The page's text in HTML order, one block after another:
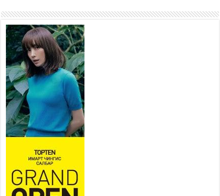
Наадмын амралтын өдрүүдэд
нийслэлийн эрүүл мэндийн
байгууллагууд дараах
хуваарийн дагуу ажиллана
2026 оны 7 сар 15 / 11 цаг 18 минут
Үндэсний их баяр наадам эхэллээ
2026 оны 7 сар 15 / 11 цаг 14 минут
Үер усны аюулаас сэргийлж, нийслэлийн Онцгой
байдлын газрын 162 алба хаагч үүрэг гүйцэтгэж
байна
2026 оны 7 сар 15 / 11 цаг 07 минут
Үндэсний их сурын харваанд 850 харваач цэц
мэргэнээ сорьж байна
2026 оны 7 сар 15 / 11 цаг 03 минут
Төв цэнгэлдэхийн эргэн тойронд
2026 оны 7 сар 15 / 10 цаг 58 минут